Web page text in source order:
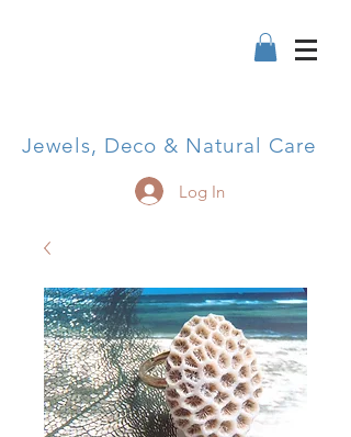
Jewels, Deco & Natural Care
Log In